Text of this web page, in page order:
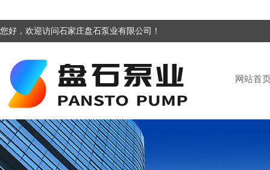
您好，欢迎访问石家庄盘石泵业有限公司！
网站首